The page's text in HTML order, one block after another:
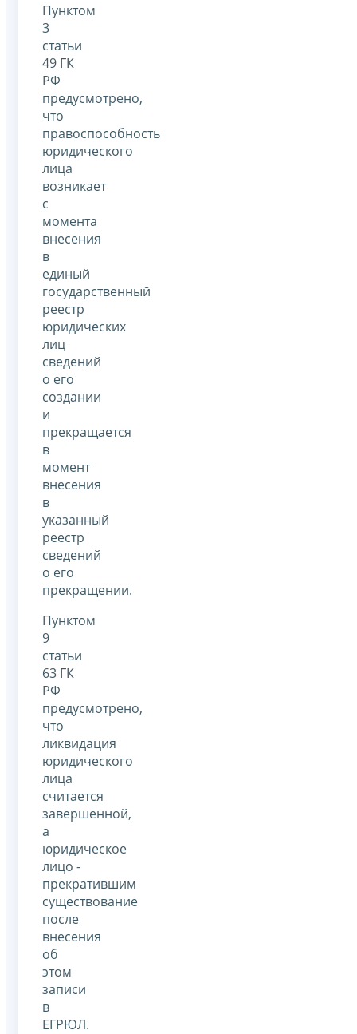
Пунктом
3
статьи
49 ГК
РФ
предусмотрено,
что
правоспособность
юридического
лица
возникает
с
момента
внесения
в
единый
государственный
реестр
юридических
лиц
сведений
о его
создании
и
прекращается
в
момент
внесения
в
указанный
реестр
сведений
о его
прекращении.
Пунктом
9
статьи
63 ГК
РФ
предусмотрено,
что
ликвидация
юридического
лица
считается
завершенной,
а
юридическое
лицо -
прекратившим
существование
после
внесения
об
этом
записи
в
ЕГРЮЛ.